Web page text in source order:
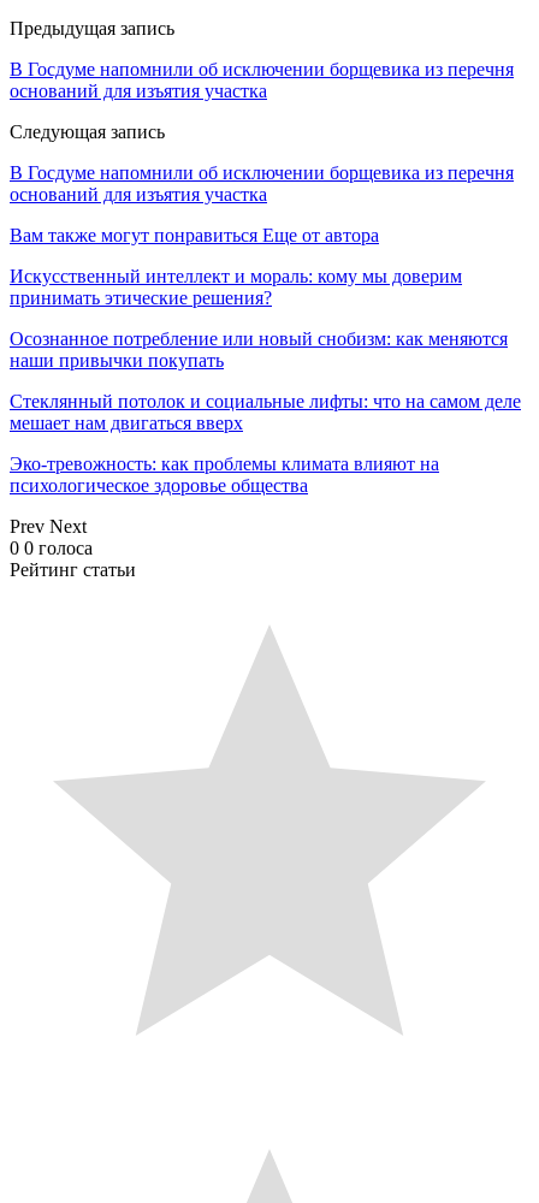
Предыдущая запись
В Госдуме напомнили об исключении борщевика из перечня
оснований для изъятия участка
Следующая запись
В Госдуме напомнили об исключении борщевика из перечня
оснований для изъятия участка
Вам также могут понравиться Еще от автора
Искусственный интеллект и мораль: кому мы доверим
принимать этические решения?
Осознанное потребление или новый снобизм: как меняются
наши привычки покупать
Стеклянный потолок и социальные лифты: что на самом деле
мешает нам двигаться вверх
Эко-тревожность: как проблемы климата влияют на
психологическое здоровье общества
Prev Next
0 0 голоса
Рейтинг статьи